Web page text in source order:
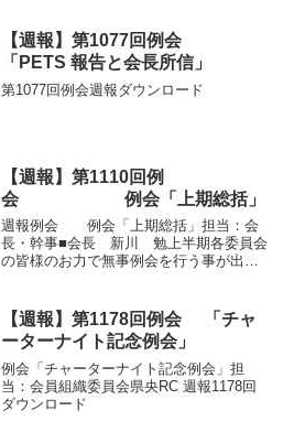
届けるプロジェクトラオフレンズ病院9周
年式典で...
【週報】第1077回例会
第1077回例会週報ダウンロード
【週報】第1110回例
会 例会「上期総括」
週報例会 例会「上期総括」担当：会
長・幹事■会長 新川 勉上半期各委員会
の皆様のお力で無事例会を行う事が出来
き続きご協力お願いいたします。■副会
長 立脇孝二会全体と...
【週報】第1178回例会 「チャ
ーターナイト記念例会」
例会「チャーターナイト記念例会」担
当：会員組織委員会県央RC 週報1178回
ダウンロード